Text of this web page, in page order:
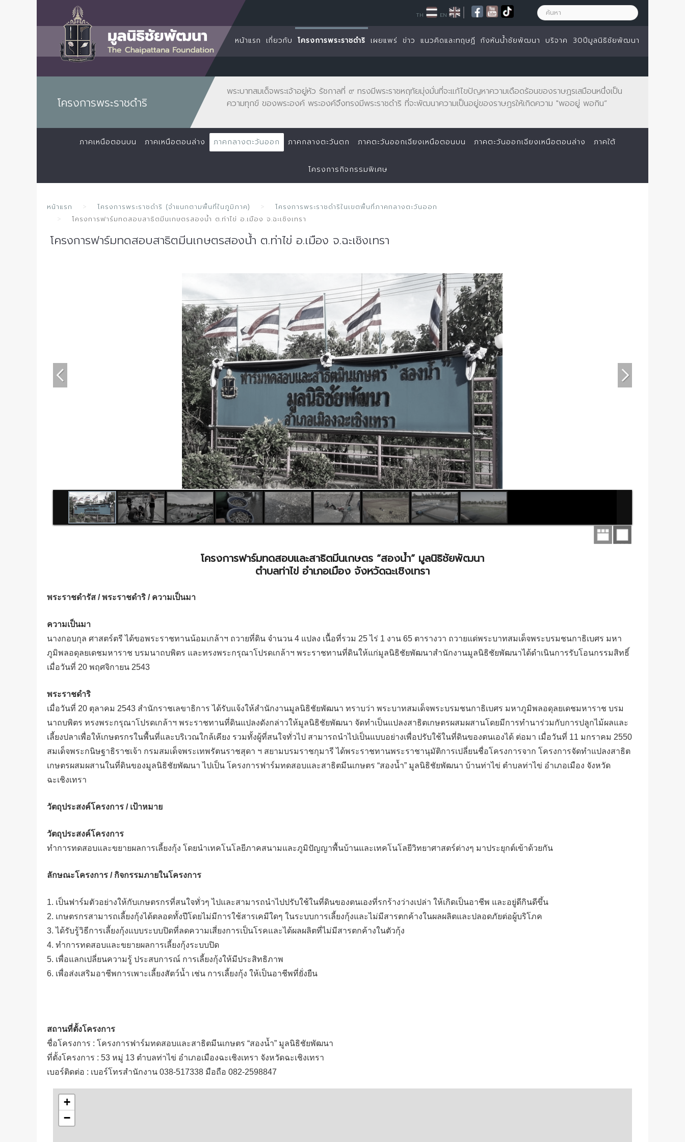
หน้าแรก เกี่ยวกับ โครงการพระราชดำริ เผยแพร่ ข่าว แนวคิดและทฤษฏี กังหันน้ำชัยพัฒนา บริจาค 30ปีมูลนิธิชัยพัฒนา
TH EN |
โครงการพระราชดำริ
พระบาทสมเด็จพระเจ้าอยู่หัว รัชกาลที่ ๙ ทรงมีพระราชหฤทัยมุ่งมั่นที่จะแก้ไขปัญหาความเดือดร้อนของราษฏรเสมือนหนึ่งเป็น
ความทุกข์ ของพระองค์ พระองค์จึงทรงมีพระราชดำริ ที่จะพัฒนาความเป็นอยู่ของราษฎรให้เกิดความ "พออยู่ พอกิน”
ภาคเหนือตอนบน ภาคเหนือตอนล่าง ภาคกลางตะวันออก ภาคกลางตะวันตก ภาคตะวันออกเฉียงเหนือตอนบน ภาคตะวันออกเฉียงเหนือตอนล่าง ภาคใต้
โครงการกิจกรรมพิเศษ
หน้าแรก โครงการพระราชดำริ (จำแนกตามพื้นที่ในภูมิภาค)
โครงการพระราชดำริในเขตพื้นที่ภาคกลางตะวันออก
โครงการฟาร์มทดสอบสาธิตมีนเกษตรสองน้ำ ต.ท่าไข่ อ.เมือง จ.ฉะเชิงเทรา
โครงการฟาร์มทดสอบสาธิตมีนเกษตรสองน้ำ ต.ท่าไข่ อ.เมือง จ.ฉะเชิงเทรา
โครงการฟาร์มทดสอบและสาธิตมีนเกษตร “สองน้ำ” มูลนิธิชัยพัฒนา
ตำบลท่าไข่ อำเภอเมือง จังหวัดฉะเชิงเทรา
พระราชดำรัส / พระราชดำริ / ความเป็นมา
ความเป็นมา
นางกอบกุล ศาสตร์ตรี ได้ขอพระราชทานน้อมเกล้าฯ ถวายที่ดิน จำนวน 4 แปลง เนื้อที่รวม 25 ไร่ 1 งาน 65 ตารางวา ถวายแด่พระบาทสมเด็จพระบรมชนกาธิเบศร มหา
ภูมิพลอดุลยเดชมหาราช บรมนาถบพิตร และทรงพระกรุณาโปรดเกล้าฯ พระราชทานที่ดินให้แก่มูลนิธิชัยพัฒนาสำนักงานมูลนิธิชัยพัฒนาได้ดำเนินการรับโอนกรรมสิทธิ์
เมื่อวันที่ 20 พฤศจิกายน 2543
พระราชดำริ
เมื่อวันที่ 20 ตุลาคม 2543 สำนักราชเลขาธิการ ได้รับแจ้งให้สำนักงานมูลนิธิชัยพัฒนา ทราบว่า พระบาทสมเด็จพระบรมชนกาธิเบศร มหาภูมิพลอดุลยเดชมหาราช บรม
นาถบพิตร ทรงพระกรุณาโปรดเกล้าฯ พระราชทานที่ดินแปลงดังกล่าวให้มูลนิธิชัยพัฒนา จัดทำเป็นแปลงสาธิตเกษตรผสมผสานโดยมีการทำนาร่วมกับการปลูกไม้ผลและ
เลี้ยงปลาเพื่อให้เกษตรกรในพื้นที่และบริเวณใกล้เคียง รวมทั้งผู้ที่สนใจทั่วไป สามารถนำไปเป็นแบบอย่างเพื่อปรับใช้ในที่ดินของตนเองได้ ต่อมา เมื่อวันที่ 11 มกราคม 2550
สมเด็จพระกนิษฐาธิราชเจ้า กรมสมเด็จพระเทพรัตนราชสุดา ฯ สยามบรมราชกุมารี ได้พระราชทานพระราชานุมัติการเปลี่ยนชื่อโครงการจาก โครงการจัดทำแปลงสาธิต
เกษตรผสมผสานในที่ดินของมูลนิธิชัยพัฒนา ไปเป็น โครงการฟาร์มทดสอบและสาธิตมีนเกษตร “สองน้ำ” มูลนิธิชัยพัฒนา บ้านท่าไข่ ตำบลท่าไข่ อำเภอเมือง จังหวัด
ฉะเชิงเทรา
วัตถุประสงค์โครงการ / เป้าหมาย
วัตถุประสงค์โครงการ
ทำการทดสอบและขยายผลการเลี้ยงกุ้ง โดยนำเทคโนโลยีภาคสนามและภูมิปัญญาพื้นบ้านและเทคโนโลยีวิทยาศาสตร์ต่างๆ มาประยุกต์เข้าด้วยกัน
ลักษณะโครงการ / กิจกรรมภายในโครงการ
1. เป็นฟาร์มตัวอย่างให้กับเกษตรกรที่สนใจทั่วๆ ไปและสามารถนำไปปรับใช้ในที่ดินของตนเองที่รกร้างว่างเปล่า ให้เกิดเป็นอาชีพ และอยู่ดีกินดีขึ้น
2. เกษตรกรสามารถเลี้ยงกุ้งได้ตลอดทั้งปีโดยไม่มีการใช้สารเคมีใดๆ ในระบบการเลี้ยงกุ้งและไม่มีสารตกค้างในผลผลิตและปลอดภัยต่อผู้บริโภค
3. ได้รับรู้วิธีการเลี้ยงกุ้งแบบระบบปิดที่ลดความเสี่ยงการเป็นโรคและได้ผลผลิตที่ไม่มีสารตกค้างในตัวกุ้ง
4. ทำการทดสอบและขยายผลการเลี้ยงกุ้งระบบปิด
5. เพื่อแลกเปลี่ยนความรู้ ประสบการณ์ การเลี้ยงกุ้งให้มีประสิทธิภาพ
6. เพื่อส่งเสริมอาชีพการเพาะเลี้ยงสัตว์น้ำ เช่น การเลี้ยงกุ้ง ให้เป็นอาชีพที่ยั่งยืน
สถานที่ตั้งโครงการ
ชื่อโครงการ : โครงการฟาร์มทดสอบและสาธิตมีนเกษตร “สองน้ำ” มูลนิธิชัยพัฒนา
ที่ตั้งโครงการ : 53 หมู่ 13 ตำบลท่าไข่ อำเภอเมืองฉะเชิงเทรา จังหวัดฉะเชิงเทรา
เบอร์ติดต่อ : เบอร์โทรสำนักงาน 038-517338 มือถือ 082-2598847
+
−